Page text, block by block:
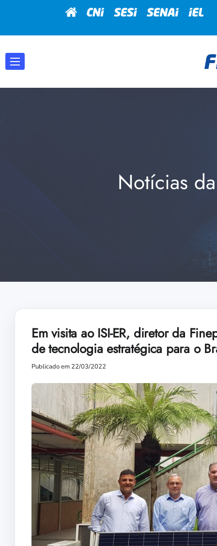
Notícias
Em visita ao ISI-ER, diretor da
de tecnologia estratégica para o
Publicado em 22/03/2022